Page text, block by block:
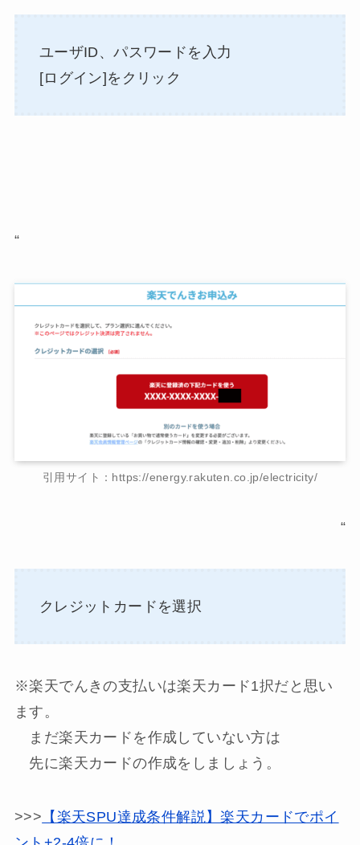
ユーザID、パスワードを入力
[ログイン]をクリック
“
引用サイト：https://energy.rakuten.co.jp/electricity/
“
クレジットカードを選択
※楽天でんきの支払いは楽天カード1択だと思い
ます。
まだ楽天カードを作成していない方は
先に楽天カードの作成をしましょう。
>>> 【楽天SPU達成条件解説】楽天カードでポイ